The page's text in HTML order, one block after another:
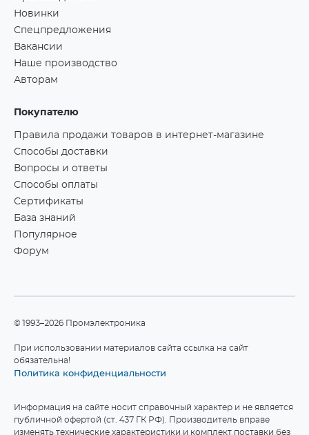
Новинки
Спецпредложения
Вакансии
Наше производство
Авторам
Покупателю
Правила продажи товаров в интернет-магазине
Способы доставки
Вопросы и ответы
Способы оплаты
Сертификаты
База знаний
Популярное
Форум
©1993–2026 Промэлектроника
При использовании материалов сайта ссылка на сайт
обязательна!
Политика конфиденциальности
Информация на сайте носит справочный характер и не является
публичной офертой (ст. 437 ГК РФ). Производитель вправе
изменять технические характеристики и комплект поставки без